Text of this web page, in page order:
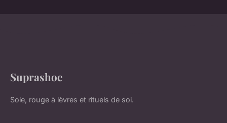
Suprashoe
Soie, rouge à lèvres et rituels de soi.